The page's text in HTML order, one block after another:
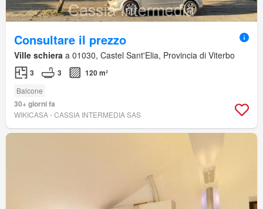
Consultare il prezzo
Ville schiera a 01030, Castel Sant'Elia, Provincia di Viterbo
3 3 120 m²
Balcone
30+ giorni fa
WIKICASA - CASSIA INTERMEDIA SAS